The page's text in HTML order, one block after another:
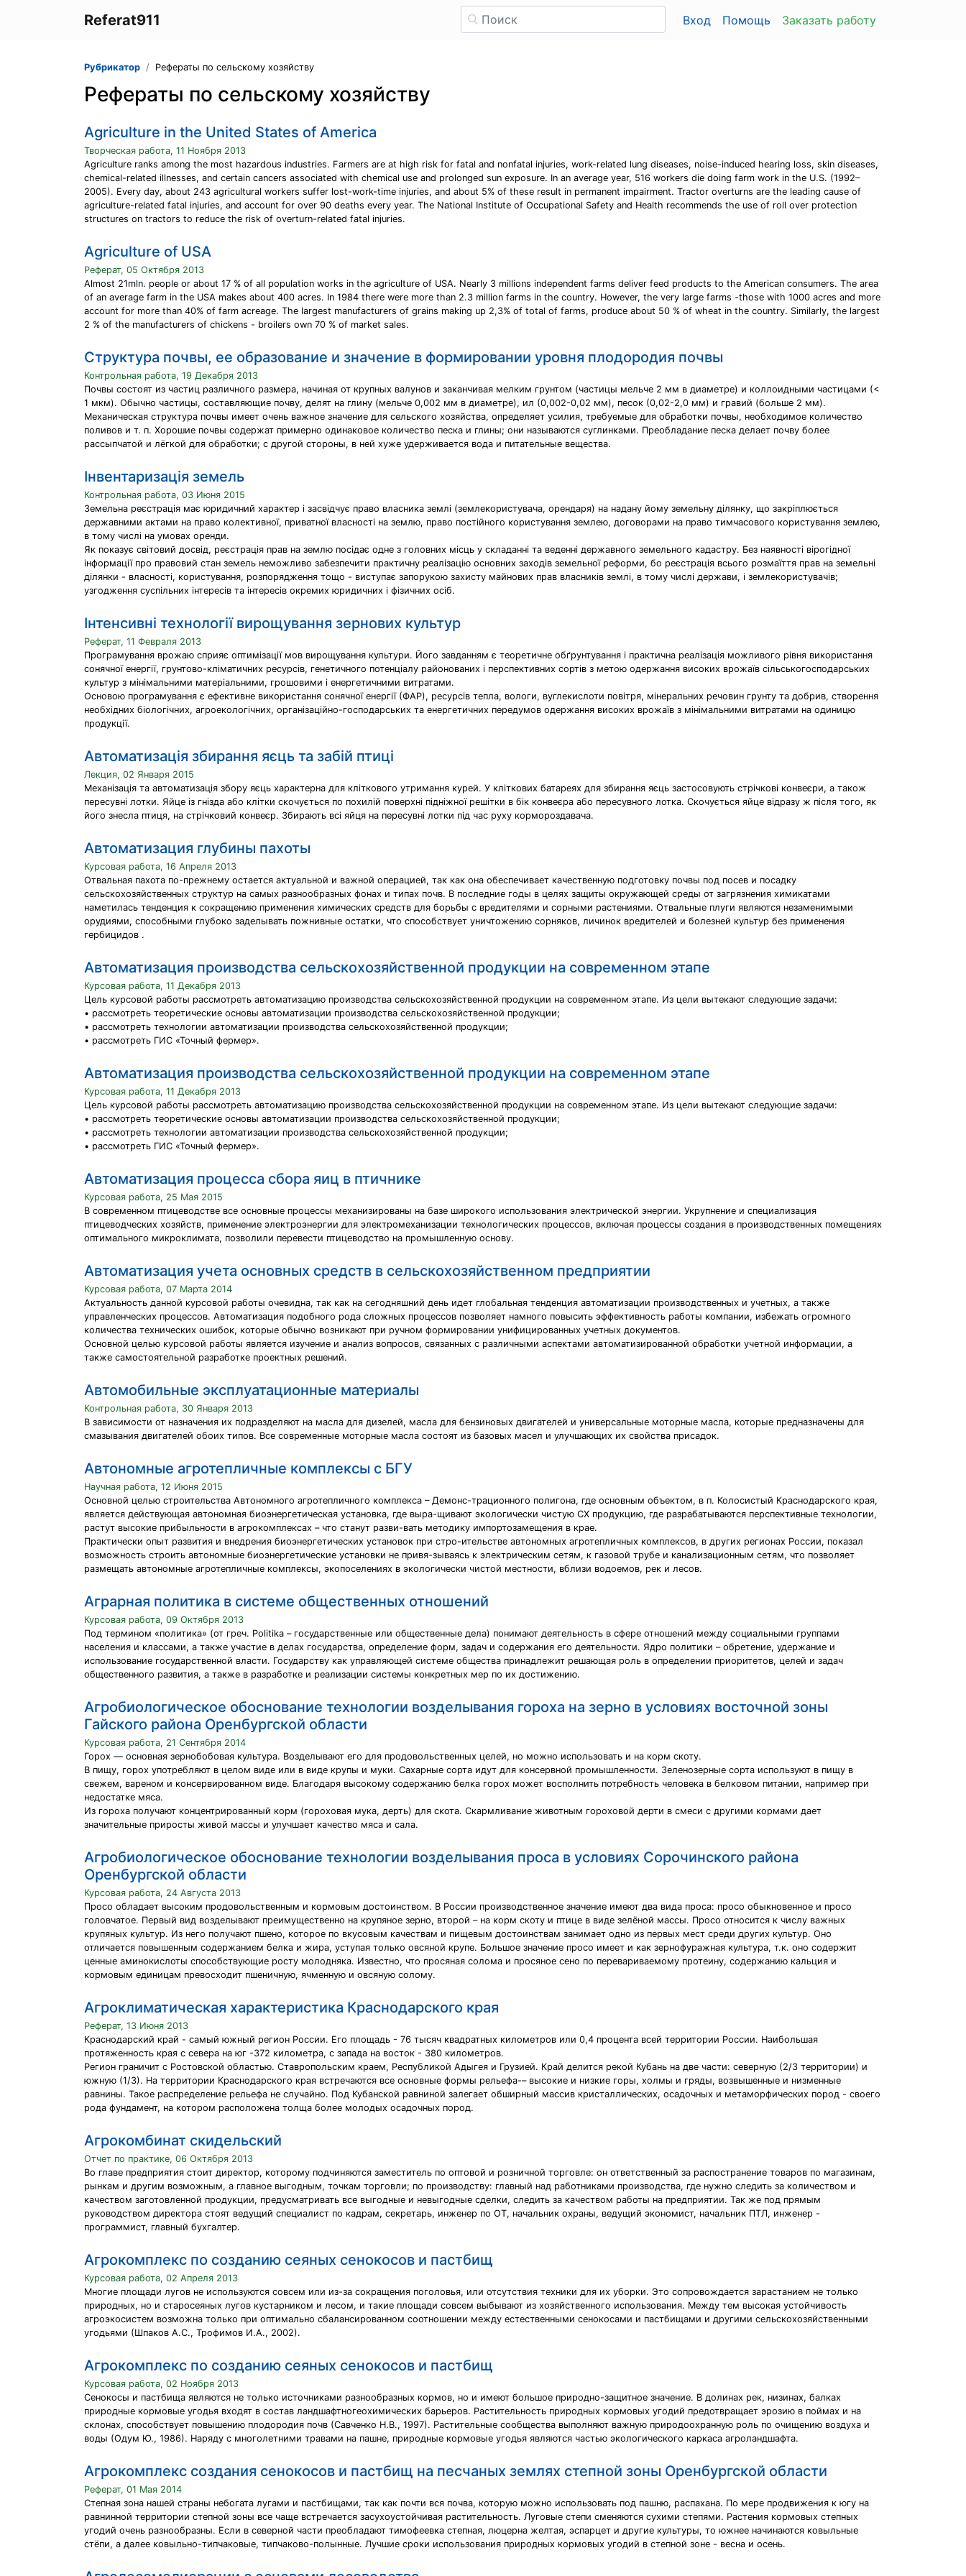
Referat911 Вход Помощь Заказать работу
Рубрикатор Рефераты по сельскому хозяйству
Рефераты по сельскому хозяйству
Agriculture in the United States of America
Творческая работа, 11 Ноября 2013
Agriculture ranks among the most hazardous industries. Farmers are at high risk for fatal and nonfatal injuries, work-related lung diseases, noise-induced hearing loss, skin diseases,
chemical-related illnesses, and certain cancers associated with chemical use and prolonged sun exposure. In an average year, 516 workers die doing farm work in the U.S. (1992–
2005). Every day, about 243 agricultural workers suffer lost-work-time injuries, and about 5% of these result in permanent impairment. Tractor overturns are the leading cause of
agriculture-related fatal injuries, and account for over 90 deaths every year. The National Institute of Occupational Safety and Health recommends the use of roll over protection
structures on tractors to reduce the risk of overturn-related fatal injuries.
Agriculture of USA
Реферат, 05 Октября 2013
Almost 21mln. people or about 17 % of all population works in the agriculture of USA. Nearly 3 millions independent farms deliver feed products to the American consumers. The area
of an average farm in the USA makes about 400 acres. In 1984 there were more than 2.3 million farms in the country. However, the very large farms -those with 1000 acres and more
account for more than 40% of farm acreage. The largest manufacturers of grains making up 2,3% of total of farms, produce about 50 % of wheat in the country. Similarly, the largest
2 % of the manufacturers of chickens - broilers own 70 % of market sales.
Cтруктура почвы, ее образование и значение в формировании уровня плодородия почвы
Контрольная работа, 19 Декабря 2013
Почвы состоят из частиц различного размера, начиная от крупных валунов и заканчивая мелким грунтом (частицы мельче 2 мм в диаметре) и коллоидными частицами (<
1 мкм). Обычно частицы, составляющие почву, делят на глину (мельче 0,002 мм в диаметре), ил (0,002-0,02 мм), песок (0,02-2,0 мм) и гравий (больше 2 мм).
Механическая структура почвы имеет очень важное значение для сельского хозяйства, определяет усилия, требуемые для обработки почвы, необходимое количество
поливов и т. п. Хорошие почвы содержат примерно одинаковое количество песка и глины; они называются суглинками. Преобладание песка делает почву более
рассыпчатой и лёгкой для обработки; с другой стороны, в ней хуже удерживается вода и питательные вещества.
Інвентаризація земель
Контрольная работа, 03 Июня 2015
Земельна реєстрація має юридичний характер і засвідчує право власника землі (землекористувача, орендаря) на надану йому земельну ділянку, що закріплюється
державними актами на право колективної, приватної власності на землю, право постійного користування землею, договорами на право тимчасового користування землею,
в тому числі на умовах оренди.
Як показує світовий досвід, реєстрація прав на землю посідає одне з головних місць у складанні та веденні державного земельного кадастру. Без наявності вірогідної
інформації про правовий стан земель неможливо забезпечити практичну реалізацію основних заходів земельної реформи, бо реєстрація всього розмаїття прав на земельні
ділянки - власності, користування, розпорядження тощо - виступає запорукою захисту майнових прав власників землі, в тому числі держави, і землекористувачів;
узгодження суспільних інтересів та інтересів окремих юридичних і фізичних осіб.
Інтенсивні технології вирощування зернових культур
Реферат, 11 Февраля 2013
Програмування врожаю сприяє оптимізації мов вирощування культури. Його завданням є теоретичне обґрунтування і практична реалізація можливого рівня використання
сонячної енергії, грунтово-кліматичних ресурсів, генетичного потенціалу районованих і перспективних сортів з метою одержання високих врожаїв сільськогосподарських
культур з мінімальними матеріальними, грошовими і енергетичними витратами.
Основою програмування є ефективне використання сонячної енергії (ФАР), ресурсів тепла, вологи, вуглекислоти повітря, мінеральних речовин грунту та добрив, створення
необхідних біологічних, агроекологічних, організаційно-господарських та енергетичних передумов одержання високих врожаїв з мінімальними витратами на одиницю
продукції.
Автоматизація збирання яєць та забій птиці
Лекция, 02 Января 2015
Механізація та автоматизація збору яєць характерна для кліткового утримання курей. У кліткових батареях для збирання яєць застосовують стрічкові конвеєри, а також
пересувні лотки. Яйце із гнізда або клітки скочується по похилій поверхні підніжної решітки в бік конвеєра або пересувного лотка. Скочується яйце відразу ж після того, як
його знесла птиця, на стрічковий конвеєр. Збирають всі яйця на пересувні лотки під час руху кормороздавача.
Автоматизация глубины пахоты
Курсовая работа, 16 Апреля 2013
Отвальная пахота по-прежнему остается актуальной и важной операцией, так как она обеспечивает качественную подготовку почвы под посев и посадку
сельскохозяйственных структур на самых разнообразных фонах и типах почв. В последние годы в целях защиты окружающей среды от загрязнения химикатами
наметилась тенденция к сокращению применения химических средств для борьбы с вредителями и сорными растениями. Отвальные плуги являются незаменимыми
орудиями, способными глубоко заделывать пожнивные остатки, что способствует уничтожению сорняков, личинок вредителей и болезней культур без применения
гербицидов .
Автоматизация производства сельскохозяйственной продукции на современном этапе
Курсовая работа, 11 Декабря 2013
Цель курсовой работы рассмотреть автоматизацию производства сельскохозяйственной продукции на современном этапе. Из цели вытекают следующие задачи:
• рассмотреть теоретические основы автоматизации производства сельскохозяйственной продукции;
• рассмотреть технологии автоматизации производства сельскохозяйственной продукции;
• рассмотреть ГИС «Точный фермер».
Автоматизация производства сельскохозяйственной продукции на современном этапе
Курсовая работа, 11 Декабря 2013
Цель курсовой работы рассмотреть автоматизацию производства сельскохозяйственной продукции на современном этапе. Из цели вытекают следующие задачи:
• рассмотреть теоретические основы автоматизации производства сельскохозяйственной продукции;
• рассмотреть технологии автоматизации производства сельскохозяйственной продукции;
• рассмотреть ГИС «Точный фермер».
Автоматизация процесса сбора яиц в птичнике
Курсовая работа, 25 Мая 2015
В современном птицеводстве все основные процессы механизированы на базе широкого использования электрической энергии. Укрупнение и специализация
птицеводческих хозяйств, применение электроэнергии для электромеханизации технологических процессов, включая процессы создания в производственных помещениях
оптимального микроклимата, позволили перевести птицеводство на промышленную основу.
Автоматизация учета основных средств в сельскохозяйственном предприятии
Курсовая работа, 07 Марта 2014
Актуальность данной курсовой работы очевидна, так как на сегодняшний день идет глобальная тенденция автоматизации производственных и учетных, а также
управленческих процессов. Автоматизация подобного рода сложных процессов позволяет намного повысить эффективность работы компании, избежать огромного
количества технических ошибок, которые обычно возникают при ручном формировании унифицированных учетных документов.
Основной целью курсовой работы является изучение и анализ вопросов, связанных c различными аспектами автоматизированной обработки учетной информации, a
также самостоятельной разработке проектных решений.
Автомобильные эксплуатационные материалы
Контрольная работа, 30 Января 2013
В зависимости от назначения их подразделяют на масла для дизелей, масла для бензиновых двигателей и универсальные моторные масла, которые предназначены для
смазывания двигателей обоих типов. Все современные моторные масла состоят из базовых масел и улучшающих их свойства присадок.
Автономные агротепличные комплексы с БГУ
Научная работа, 12 Июня 2015
Основной целью строительства Автономного агротепличного комплекса – Демонс-трационного полигона, где основным объектом, в п. Колосистый Краснодарского края,
является действующая автономная биоэнергетическая установка, где выра-щивают экологически чистую СХ продукцию, где разрабатываются перспективные технологии,
растут высокие прибыльности в агрокомплексах – что станут разви-вать методику импортозамещения в крае.
Практически опыт развития и внедрения биоэнергетических установок при стро-ительстве автономных агротепличных комплексов, в других регионах России, показал
возможность строить автономные биоэнергетические установки не привя-зываясь к электрическим сетям, к газовой трубе и канализационным сетям, что позволяет
размещать автономные агротепличные комплексы, экопоселениях в экологически чистой местности, вблизи водоемов, рек и лесов.
Аграрная политика в системе общественных отношений
Курсовая работа, 09 Октября 2013
Под термином «политика» (от греч. Politika – государственные или общественные дела) понимают деятельность в сфере отношений между социальными группами
населения и классами, а также участие в делах государства, определение форм, задач и содержания его деятельности. Ядро политики – обретение, удержание и
использование государственной власти. Государству как управляющей системе общества принадлежит решающая роль в определении приоритетов, целей и задач
общественного развития, а также в разработке и реализации системы конкретных мер по их достижению.
Агробиологическое обоснование технологии возделывания гороха на зерно в условиях восточной зоны
Гайского района Оренбургской области
Курсовая работа, 21 Сентября 2014
Горох — основная зернобобовая культура. Возделывают его для продовольственных целей, но можно использовать и на корм скоту.
В пищу, горох употребляют в целом виде или в виде крупы и муки. Сахарные сорта идут для консервной промышленности. Зеленозерные сорта используют в пищу в
свежем, вареном и консервированном виде. Благодаря высокому содержанию белка горох может восполнить потребность человека в белковом питании, например при
недостатке мяса.
Из гороха получают концентрированный корм (гороховая мука, дерть) для скота. Скармливание животным гороховой дерти в смеси с другими кормами дает
значительные приросты живой массы и улучшает качество мяса и сала.
Агробиологическое обоснование технологии возделывания проса в условиях Сорочинского района
Оренбургской области
Курсовая работа, 24 Августа 2013
Просо обладает высоким продовольственным и кормовым достоинством. В России производственное значение имеют два вида проса: просо обыкновенное и просо
головчатое. Первый вид возделывают преимущественно на крупяное зерно, второй – на корм скоту и птице в виде зелёной массы. Просо относится к числу важных
крупяных культур. Из него получают пшено, которое по вкусовым качествам и пищевым достоинствам занимает одно из первых мест среди других культур. Оно
отличается повышенным содержанием белка и жира, уступая только овсяной крупе. Большое значение просо имеет и как зернофуражная культура, т.к. оно содержит
ценные аминокислоты способствующие росту молодняка. Известно, что просяная солома и просяное сено по перевариваемому протеину, содержанию кальция и
кормовым единицам превосходит пшеничную, ячменную и овсяную солому.
Агроклиматическая характеристика Краснодарского края
Реферат, 13 Июня 2013
Краснодарский край - самый южный регион России. Его площадь - 76 тысяч квадратных километров или 0,4 процента всей территории России. Наибольшая
протяженность края с севера на юг -372 километра, с запада на восток - 380 километров.
Регион граничит с Ростовской областью. Ставропольским краем, Республикой Адыгея и Грузией. Край делится рекой Кубань на две части: северную (2/3 территории) и
южную (1/3). На территории Краснодарского края встречаются все основные формы рельефа-– высокие и низкие горы, холмы и гряды, возвышенные и низменные
равнины. Такое распределение рельефа не случайно. Под Кубанской равниной залегает обширный массив кристаллических, осадочных и метаморфических пород - своего
рода фундамент, на котором расположена толща более молодых осадочных пород.
Агрокомбинат скидельский
Отчет по практике, 06 Октября 2013
Во главе предприятия стоит директор, которому подчиняются заместитель по оптовой и розничной торговле: он ответственный за распостранение товаров по магазинам,
рынкам и другим возможным, а главное выгодным, точкам торговли; по производству: главный над работниками производства, где нужно следить за количеством и
качеством заготовленной продукции, предусматривать все выгодные и невыгодные сделки, следить за качеством работы на предприятии. Так же под прямым
руководством директора стоят ведущий специалист по кадрам, секретарь, инженер по ОТ, начальник охраны, ведущий экономист, начальник ПТЛ, инженер -
программист, главный бухгалтер.
Агрокомплекс по созданию сеяных сенокосов и пастбищ
Курсовая работа, 02 Апреля 2013
Многие площади лугов не используются совсем или из-за сокращения поголовья, или отсутствия техники для их уборки. Это сопровождается зарастанием не только
природных, но и старосеяных лугов кустарником и лесом, и такие площади совсем выбывают из хозяйственного использования. Между тем высокая устойчивость
агроэкосистем возможна только при оптимально сбалансированном соотношении между естественными сенокосами и пастбищами и другими сельскохозяйственными
угодьями (Шпаков А.С., Трофимов И.А., 2002).
Агрокомплекс по созданию сеяных сенокосов и пастбищ
Курсовая работа, 02 Ноября 2013
Сенокосы и пастбища являются не только источниками разнообразных кормов, но и имеют большое природно-защитное значение. В долинах рек, низинах, балках
природные кормовые угодья входят в состав ландшафтногеохимических барьеров. Растительность природных кормовых угодий предотвращает эрозию в поймах и на
склонах, способствует повышению плодородия почв (Савченко Н.В., 1997). Растительные сообщества выполняют важную природоохранную роль по очищению воздуха и
воды (Одум Ю., 1986). Наряду с многолетними травами на пашне, природные кормовые угодья являются частью экологического каркаса агроландшафта.
Агрокомплекс создания сенокосов и пастбищ на песчаных землях степной зоны Оренбургской области
Реферат, 01 Мая 2014
Степная зона нашей страны небогата лугами и пастбищами, так как почти вся почва, которую можно использовать под пашню, распахана. По мере продвижения к югу на
равнинной территории степной зоны все чаще встречается засухоустойчивая растительность. Луговые степи сменяются сухими степями. Растения кормовых степных
угодий очень разнообразны. Если в северной части преобладают тимофеевка степная, люцерна желтая, эспарцет и другие культуры, то южнее начинаются ковыльные
стёпи, а далее ковыльно-типчаковые, типчаково-полынные. Лучшие сроки использования природных кормовых угодий в степной зоне - весна и осень.